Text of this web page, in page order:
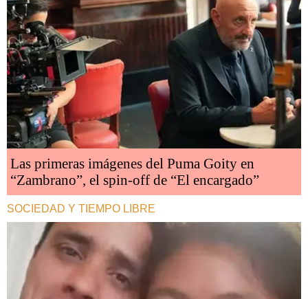
Las primeras imágenes del Puma Goity en
“Zambrano”, el spin-off de “El encargado”
SOCIEDAD Y TIEMPO LIBRE